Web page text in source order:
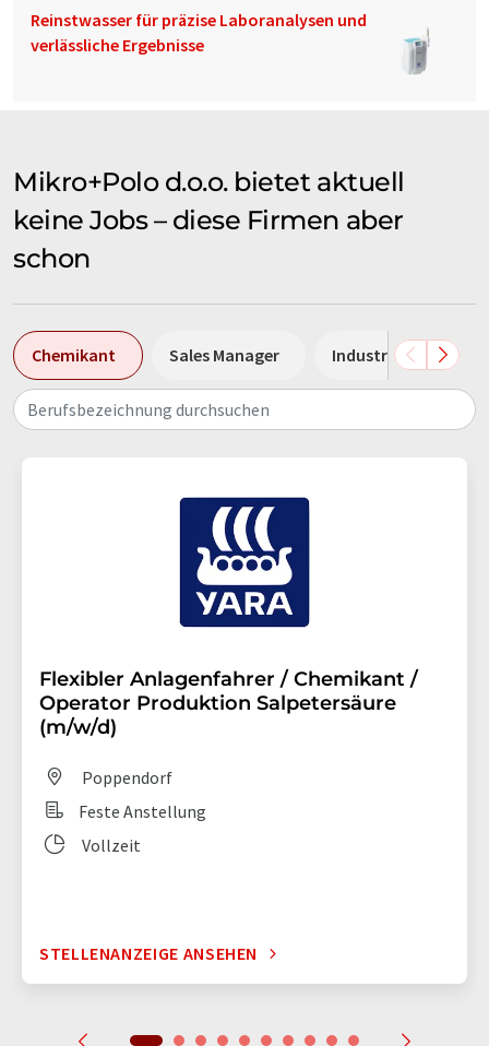
Reinstwasser für präzise Laboranalysen und
verlässliche Ergebnisse
Mikro+Polo d.o.o. bietet aktuell
keine Jobs – diese Firmen aber
schon
Chemikant Sales Manager
Berufsbezeichnung durchsuchen
Flexibler Anlagenfahrer / Chemikant /
Operator Produktion Salpetersäure
(m/w/d)
Poppendorf
Feste Anstellung
Vollzeit
STELLENANZEIGE ANSEHEN